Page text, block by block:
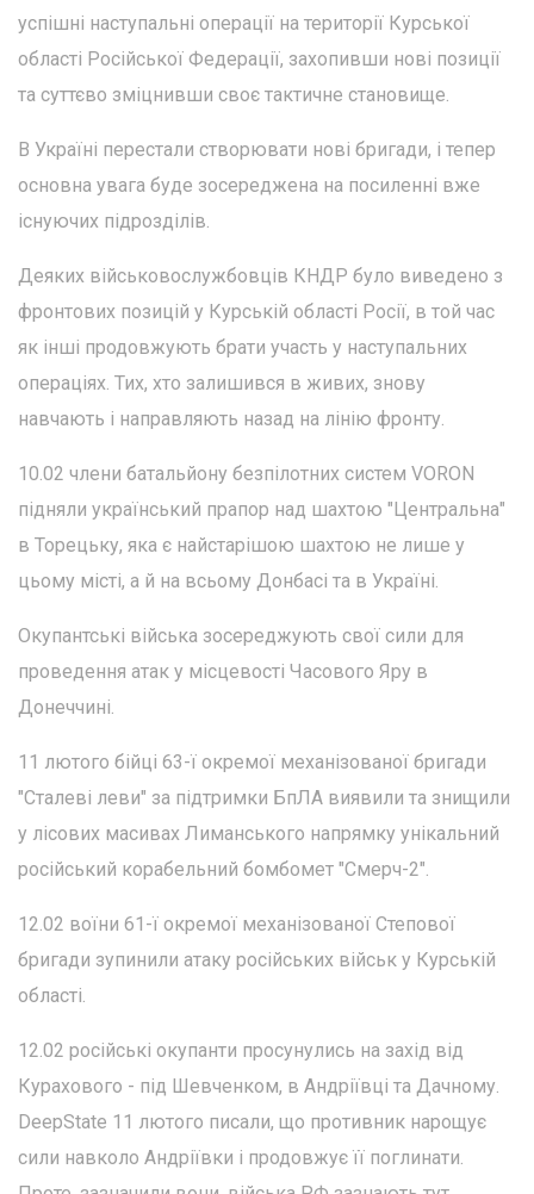
успішні наступальні операції на території Курської
області Російської Федерації, захопивши нові позиції
та суттєво зміцнивши своє тактичне становище.
В Україні перестали створювати нові бригади, і тепер
основна увага буде зосереджена на посиленні вже
існуючих підрозділів.
Деяких військовослужбовців КНДР було виведено з
фронтових позицій у Курській області Росії, в той час
як інші продовжують брати участь у наступальних
операціях. Тих, хто залишився в живих, знову
навчають і направляють назад на лінію фронту.
10.02 члени батальйону безпілотних систем VORON
підняли український прапор над шахтою "Центральна"
в Торецьку, яка є найстарішою шахтою не лише у
цьому місті, а й на всьому Донбасі та в Україні.
Окупантські війська зосереджують свої сили для
проведення атак у місцевості Часового Яру в
Донеччині.
11 лютого бійці 63-ї окремої механізованої бригади
"Сталеві леви" за підтримки БпЛА виявили та знищили
у лісових масивах Лиманського напрямку унікальний
російський корабельний бомбомет "Смерч-2".
12.02 воїни 61-ї окремої механізованої Степової
бригади зупинили атаку російських військ у Курській
області.
12.02 російські окупанти просунулись на захід від
Курахового - під Шевченком, в Андріївці та Дачному.
DeepState 11 лютого писали, що противник нарощує
сили навколо Андріївки і продовжує її поглинати.